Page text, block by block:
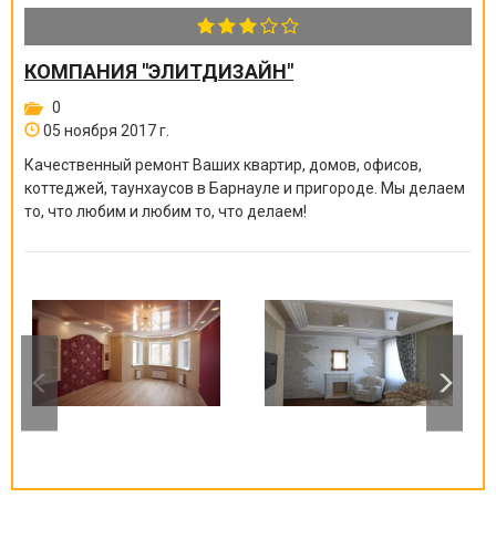
КОМПАНИЯ "ЭЛИТДИЗАЙН"
0
05 ноября 2017 г.
Качественный ремонт Ваших квартир, домов, офисов,
коттеджей, таунхаусов в Барнауле и пригороде. Мы делаем
то, что любим и любим то, что делаем!